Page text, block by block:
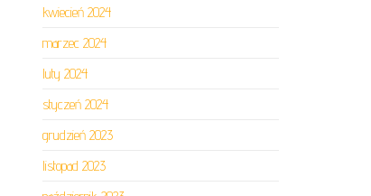
kwiecień 2024
marzec 2024
luty 2024
styczeń 2024
grudzień 2023
listopad 2023